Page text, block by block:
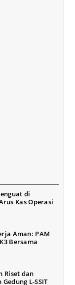
di
Kas Operasi
Aman: PAM
Bersama
Riset dan
L-SSIT